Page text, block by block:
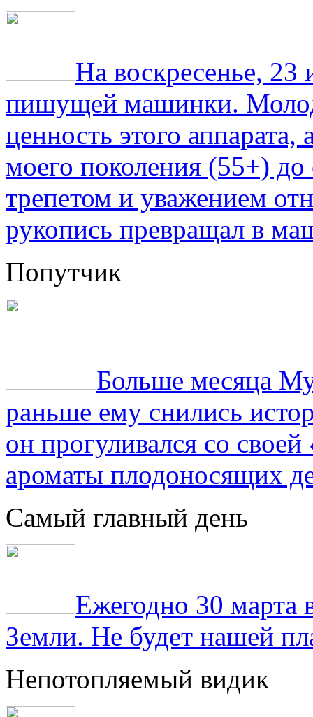
На воскресенье,
пишущей машинки.
ценность этого
моего поколения (55+) до
трепетом и уважением
рукопись превращал в
Попутчик
Больше месяца
раньше ему снились
он прогуливался со
ароматы плодоносящих
Самый главный день
Ежегодно 30 марта
Земли. Не будет нашей
Непотопляемый видик